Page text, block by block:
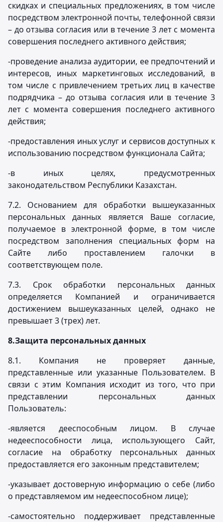
скидках и специальных предложениях, в том числе
посредством электронной почты, телефонной связи
– до отзыва согласия или в течение 3 лет с момента
совершения последнего активного действия;
-проведение анализа аудитории, ее предпочтений и
интересов, иных маркетинговых исследований, в
том числе с привлечением третьих лиц в качестве
подрядчика – до отзыва согласия или в течение 3
лет с момента совершения последнего активного
действия;
-предоставления иных услуг и сервисов доступных к
использованию посредством функционала Сайта;
-в иных целях, предусмотренных
законодательством Республики Казахстан.
7.2. Основанием для обработки вышеуказанных
персональных данных является Ваше согласие,
получаемое в электронной форме, в том числе
посредством заполнения специальных форм на
Сайте либо проставлением галочки в
соответствующем поле.
7.3. Срок обработки персональных данных
определяется Компанией и ограничивается
достижением вышеуказанных целей, однако не
превышает 3 (трех) лет.
8.Защита персональных данных
8.1. Компания не проверяет данные,
представленные или указанные Пользователем. В
связи с этим Компания исходит из того, что при
представлении персональных данных
Пользователь:
-является дееспособным лицом. В случае
недееспособности лица, использующего Сайт,
согласие на обработку персональных данных
предоставляется его законным представителем;
-указывает достоверную информацию о себе (либо
о представляемом им недееспособном лице);
-самостоятельно поддерживает представленные